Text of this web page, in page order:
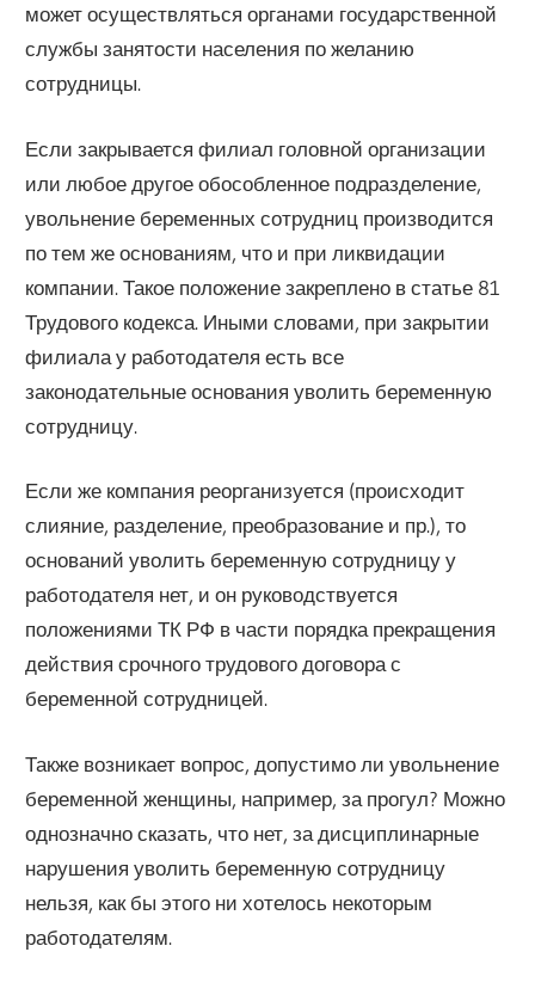
может осуществляться органами государственной
службы занятости населения по желанию
сотрудницы.
Если закрывается филиал головной организации
или любое другое обособленное подразделение,
увольнение беременных сотрудниц производится
по тем же основаниям, что и при ликвидации
компании. Такое положение закреплено в статье 81
Трудового кодекса. Иными словами, при закрытии
филиала у работодателя есть все
законодательные основания уволить беременную
сотрудницу.
Если же компания реорганизуется (происходит
слияние, разделение, преобразование и пр.), то
оснований уволить беременную сотрудницу у
работодателя нет, и он руководствуется
положениями ТК РФ в части порядка прекращения
действия срочного трудового договора с
беременной сотрудницей.
Также возникает вопрос, допустимо ли увольнение
беременной женщины, например, за прогул? Можно
однозначно сказать, что нет, за дисциплинарные
нарушения уволить беременную сотрудницу
нельзя, как бы этого ни хотелось некоторым
работодателям.